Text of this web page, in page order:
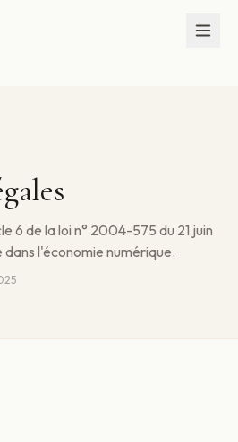
6 de la loi n° 2004-575 du 21 juin
l'économie numérique.